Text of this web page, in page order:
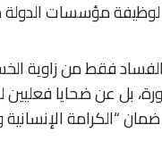
مؤسسات الدولة
فقط من زاوية
بل عن ضحايا
“الكرامة الإنسانية